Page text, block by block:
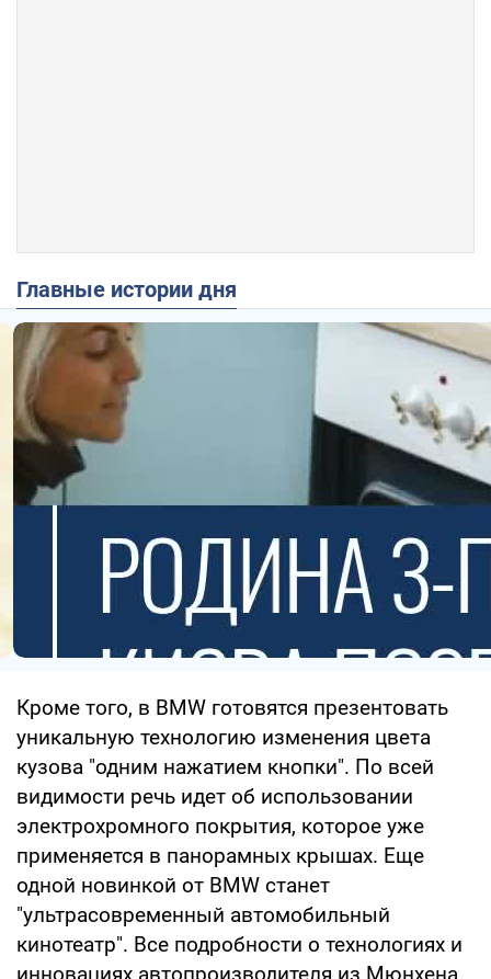
Главные истории дня
Кроме того, в BMW готовятся презентовать
уникальную технологию изменения цвета
кузова "одним нажатием кнопки". По всей
видимости речь идет об использовании
электрохромного покрытия, которое уже
применяется в панорамных крышах. Еще
одной новинкой от BMW станет
"ультрасовременный автомобильный
кинотеатр". Все подробности о технологиях и